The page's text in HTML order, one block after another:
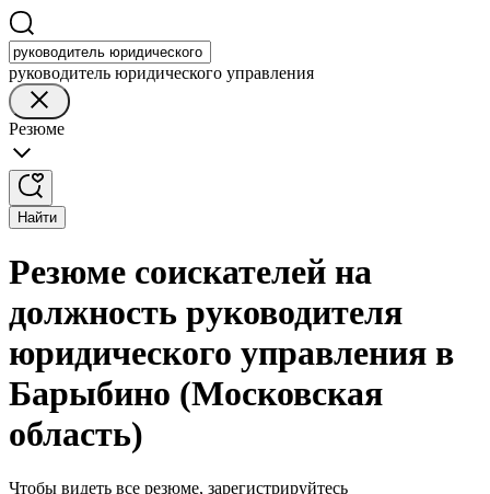
руководитель юридического управления
Резюме
Найти
Резюме соискателей на
должность руководителя
юридического управления в
Барыбино (Московская
область)
Чтобы видеть все резюме, зарегистрируйтесь